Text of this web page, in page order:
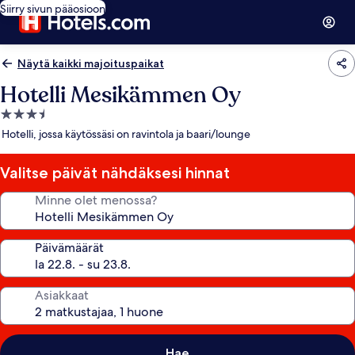
Siirry sivun pääosioon
Näytä kaikki majoituspaikat
Hotelli Mesikämmen Oy
3.5
tähden
Hotelli, jossa käytössäsi on ravintola ja baari/lounge
Valitse päivät nähdäksesi hinnat
Minne olet menossa?
Päivämäärät
Asiakkaat